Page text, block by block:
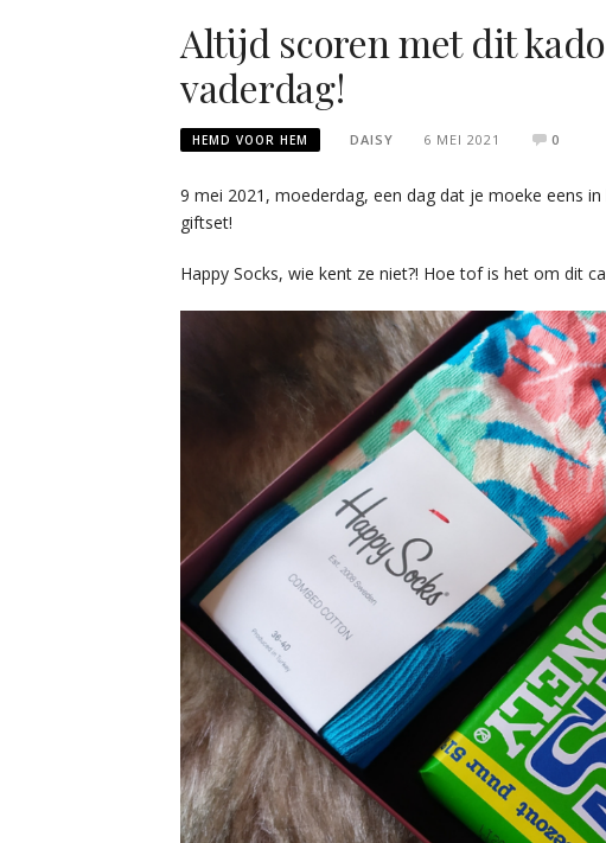
Altijd scoren met dit
vaderdag!
HEMD VOOR HEM DAISY 6 MEI 2021 0
9 mei 2021, moederdag, een dag dat je moeke eens
giftset!
Happy Socks, wie kent ze niet?! Hoe tof is het om dit